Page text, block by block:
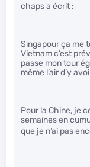
chaps a écrit :
Singapour ça me
Vietnam c’est
passe mon tour
même l’air d’y
Pour la Chine, je
semaines en
que je n’ai pas